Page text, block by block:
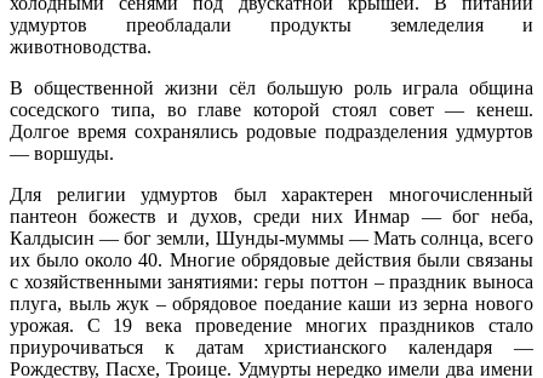
удмуртов преобладали продукты земледелия и
животноводства.
В общественной жизни сёл большую роль играла община
соседского типа, во главе которой стоял совет — кенеш.
Долгое время сохранялись родовые подразделения удмуртов
— воршуды.
Для религии удмуртов был характерен многочисленный
пантеон божеств и духов, среди них Инмар — бог неба,
Калдысин — бог земли, Шунды-муммы — Мать солнца, всего
их было около 40. Многие обрядовые действия были связаны
с хозяйственными занятиями: геры поттон – праздник выноса
плуга, выль жук – обрядовое поедание каши из зерна нового
урожая. С 19 века проведение многих праздников стало
приурочиваться к датам христианского календаря —
Рождеству, Пасхе, Троице. Удмурты нередко имели два имени